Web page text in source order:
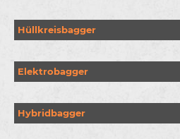
Hüllkreisbagger
Elektrobagger
Hybridbagger